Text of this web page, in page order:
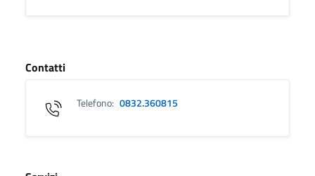
Contatti
Telefono: 0832.360815